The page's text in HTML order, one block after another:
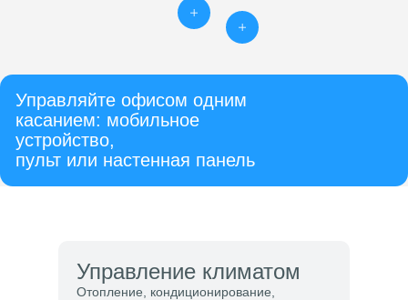
Управление климатом
Отопление, кондиционирование,